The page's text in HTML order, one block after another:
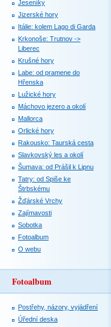
Jeseníky
Jizerské hory
Itálie: kolem Lago di Garda
Krkonoše: Trutnov ->
Liberec
Krušné hory
Labe: od pramene do
Hřenska
Lužické hory
Máchovo jezero a okolí
Mallorca
Orlické hory
Rakousko: Taurská cesta
Slavkovský les a okolí
Šumava: od Prášil k Lipnu
Tatry: od Spiše ke
Štrbskému
Žďárské Vrchy
Zajímavosti
Sobotka
Fotoalbum
O webu
Fotoalbum
Postřehy, názory, vyjádření
Úřední deska